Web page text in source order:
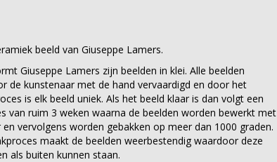
beeld van Giuseppe Lamers.
Giuseppe Lamers zijn beelden in klei. Alle beelden
de kunstenaar met de hand vervaardigd en door het
is elk beeld uniek. Als het beeld klaar is dan volgt een
van ruim 3 weken waarna de beelden worden bewerkt met
en vervolgens worden gebakken op meer dan 1000 graden.
maakt de beelden weerbestendig waardoor deze
als buiten kunnen staan.